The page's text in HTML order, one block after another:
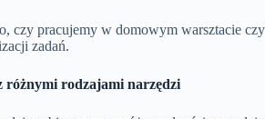
czy pracujemy w domowym warsztacie
zadań.
różnymi rodzajami narzędzi